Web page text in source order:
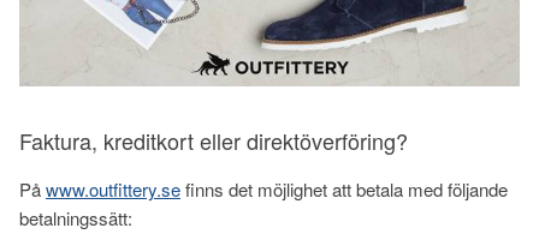
Faktura, kreditkort eller direktöverföring?
Påwww.outfittery.sefinns det möjlighet att betala med följande
betalningssätt: